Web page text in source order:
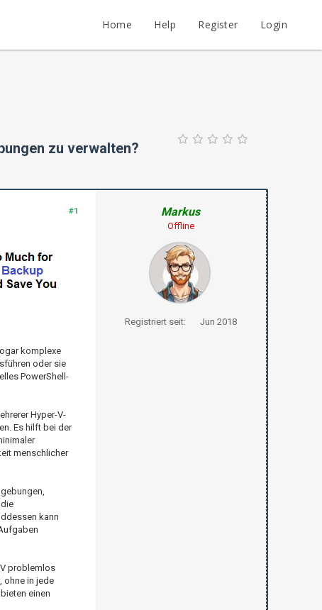
Home Help Register Login
zu verwalten?
#1
komplexe
oder sie
PowerShell-
Hyper-V-
Es hilft bei der
menschlicher
kann
problemlos
ohne in jede
einen
Markus
Offline
Registriert seit: Jun 2018